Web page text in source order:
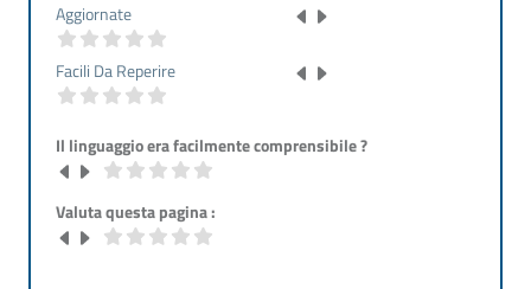
Aggiornate
Facili Da Reperire
Il linguaggio era facilmente comprensibile ?
Valuta questa pagina :